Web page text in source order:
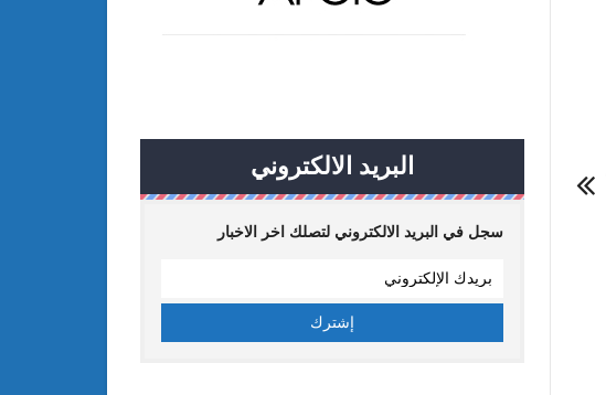
البريد الالكتروني
سجل في البريد الالكتروني لتصلك اخر الاخبار